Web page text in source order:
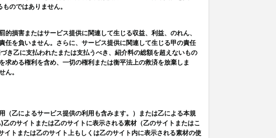
のではありません。
損害またはサービス提供に関連して生じる収益、利益、のれん、
を負いません。さらに、サービス提供に関連して生じる甲の責任
き乙に支払われたまたは支払うべき、紹介料の総額を超えないもの
める権利を含め、一切の権利または衡平法上の救済を放棄しま
ん。
乙によるサービス提供の利用も含みます。）または乙による本規
のサイトまたは乙のサイトに表示される素材（乙のサイトまたはこ
トまたは乙のサイト上もしくは乙のサイト内に表示される素材の使